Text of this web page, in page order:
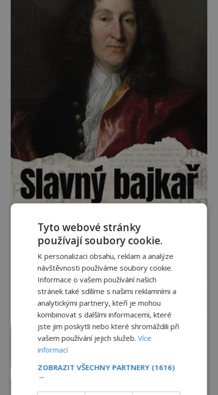
Vesmír a technologie
Co zachycují tajemné snímky
Marsu? Je na něm přeci jen voda?
Američané v obležení UFO?
Tyto webové stránky
používají soubory cookie.
K personalizaci obsahu, reklam a analýze
návštěvnosti používáme soubory cookie.
Informace o vašem používání našich
stránek také sdílíme s našimi reklamními a
analytickými partnery, kteří je mohou
kombinovat s dalšími informacemi, které
jste jim poskytli nebo které shromáždili při
vašem používání jejich služeb.Více
informací
ZOBRAZIT VŠECHNY PARTNERY (1616)
→